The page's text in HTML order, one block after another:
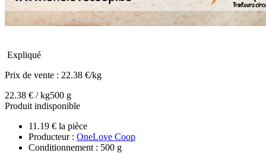
Expliqué
Prix de vente : 22.38 €/kg
22.38 € / kg500 g
Produit indisponible
11.19 € la pièce
Producteur : OneLove Coop
Conditionnement : 500 g